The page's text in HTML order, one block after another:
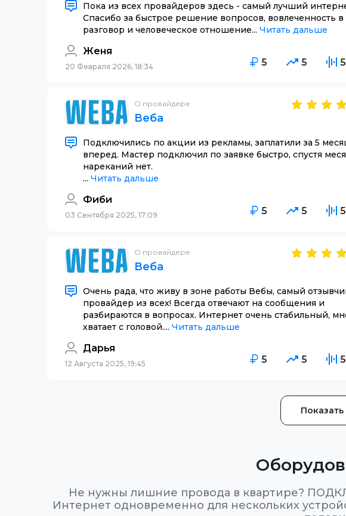
Пока из всех провайдеров здесь - самый лучший
Спасибо за быстрое решение вопросов, вовлеченность в
разговор и человеческое отношение... Читать дальше
Женя
20 Февраля 2026, 18:34 5 5 5
О провайдере
Веба
Подключились по акции из рекламы, заплатили за 5
вперед. Мастер подключил по заявке быстро, спустя
нареканий нет.
... Читать дальше
Фиби
03 Сентября 2025, 17:09 5 5 5
О провайдере
Веба
Очень рада, что живу в зоне работы Вебы, самый
провайдер из всех! Всегда отвечают на сообщения и
разбираются в вопросах. Интернет очень стабильный,
хватает с головой.... Читать дальше
Дарья
12 Августа 2025, 19:45 5 5 5
Не нужны лишние провода в квартире?
Интернет одновременно для нескольких